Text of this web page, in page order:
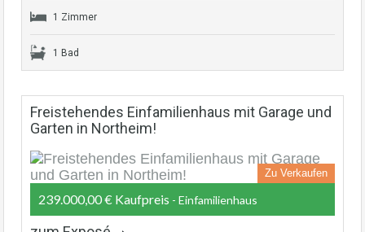
1 Zimmer
1 Bad
Freistehendes Einfamilienhaus mit Garage und
Garten in Northeim!
Zu Verkaufen
239.000,00 € Kaufpreis - Einfamilienhaus